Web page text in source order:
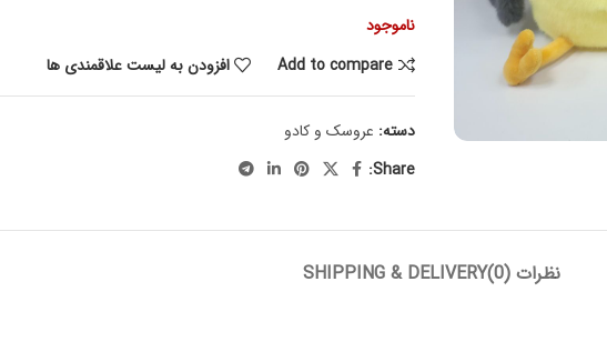
ناموجود
Add to compare
افزودن به لیست علاقمندی ها
دسته: عروسک و کادو
Share:
نظرات (0) SHIPPING & DELIVERY